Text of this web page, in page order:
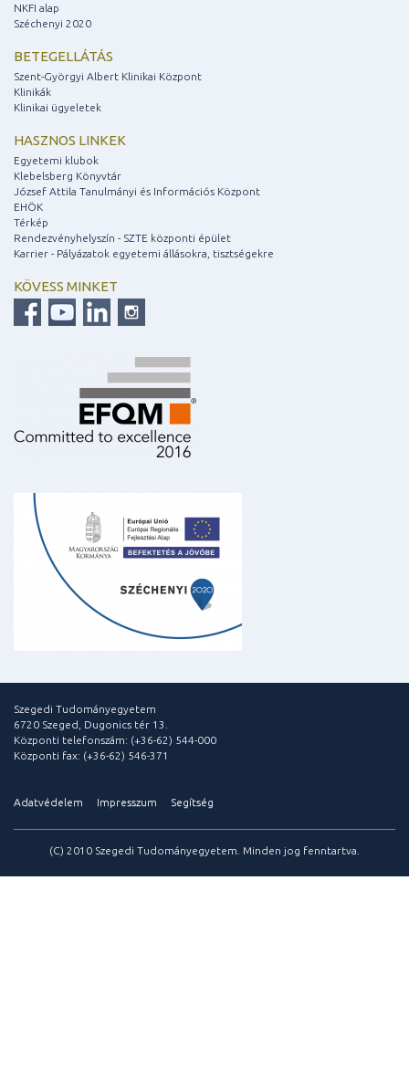
NKFI alap
Széchenyi 2020
BETEGELLÁTÁS
Szent-Györgyi Albert Klinikai Központ
Klinikák
Klinikai ügyeletek
HASZNOS LINKEK
Egyetemi klubok
Klebelsberg Könyvtár
József Attila Tanulmányi és Információs Központ
EHÖK
Térkép
Rendezvényhelyszín - SZTE központi épület
Karrier - Pályázatok egyetemi állásokra, tisztségekre
KÖVESS MINKET
Szegedi Tudományegyetem
6720 Szeged, Dugonics tér 13.
Központi telefonszám: (+36-62) 544-000
Központi fax: (+36-62) 546-371
Adatvédelem Impresszum Segítség
(C) 2010 Szegedi Tudományegyetem. Minden jog fenntartva.